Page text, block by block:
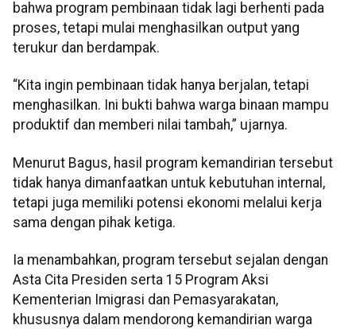
bahwa program pembinaan tidak lagi berhenti pada
proses, tetapi mulai menghasilkan output yang
terukur dan berdampak.
“Kita ingin pembinaan tidak hanya berjalan, tetapi
menghasilkan. Ini bukti bahwa warga binaan mampu
produktif dan memberi nilai tambah,” ujarnya.
Menurut Bagus, hasil program kemandirian tersebut
tidak hanya dimanfaatkan untuk kebutuhan internal,
tetapi juga memiliki potensi ekonomi melalui kerja
sama dengan pihak ketiga.
Ia menambahkan, program tersebut sejalan dengan
Asta Cita Presiden serta 15 Program Aksi
Kementerian Imigrasi dan Pemasyarakatan,
khususnya dalam mendorong kemandirian warga